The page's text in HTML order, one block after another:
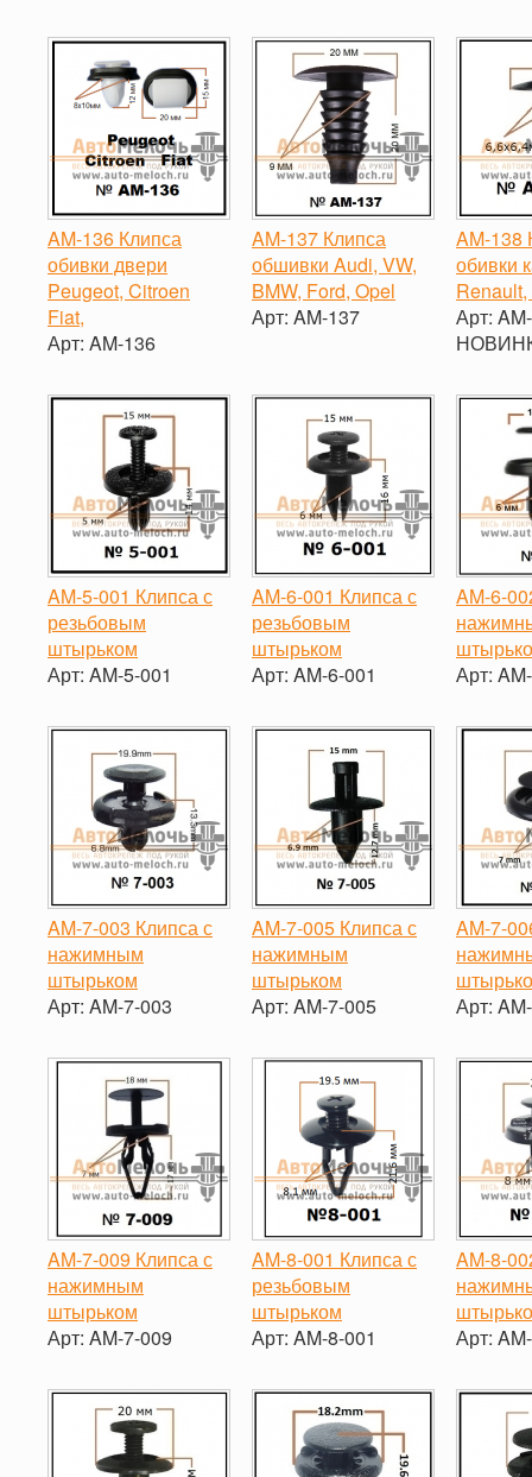
-
AM-136 Клипса
обивки двери
Peugeot, Citroen
Fiat,
Арт: AM-136
-
+
AM-137 Клипса
обшивки Audi, VW,
BMW, Ford, Opel
Арт: AM-137
AM-138
обивки
Арт:
-
AM-5-001 Клипса с
резьбовым
штырьком
Арт: AM-5-001
-
+
AM-6-001 Клипса с
резьбовым
штырьком
Арт: AM-6-001
-
+
AM-6-
Арт:
-
AM-7-003 Клипса с
нажимным
штырьком
Арт: AM-7-003
-
+
AM-7-005 Клипса с
нажимным
штырьком
Арт: AM-7-005
-
+
AM-7-
Арт:
-
AM-7-009 Клипса с
нажимным
штырьком
Арт: AM-7-009
-
+
AM-8-001 Клипса с
резьбовым
штырьком
Арт: AM-8-001
-
+
AM-8-
Арт:
-